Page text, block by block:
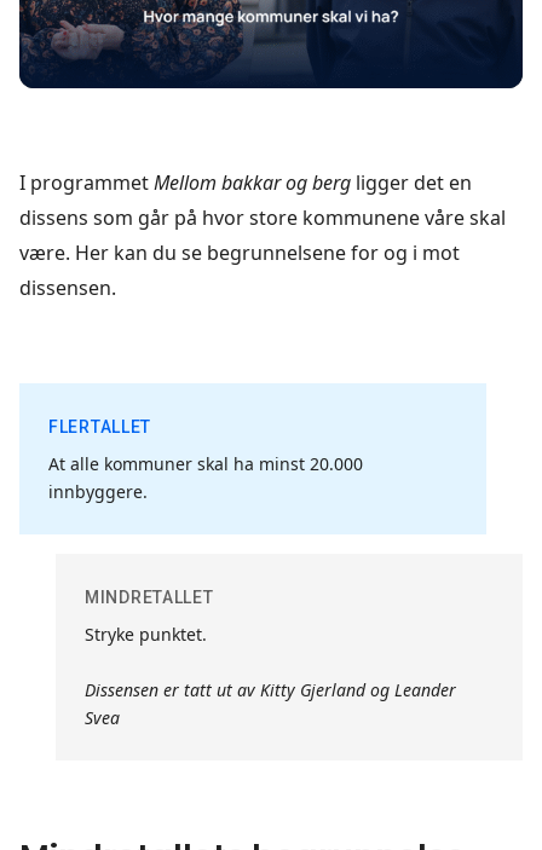
I programmetMellom bakkar og berg ligger det en
dissens som går på hvor store kommunene våre skal
være. Her kan du se begrunnelsene for og i mot
dissensen.
FLERTALLET
At alle kommuner skal ha minst 20.000
innbyggere.
MINDRETALLET
Stryke punktet.
Dissensen er tatt ut av Kitty Gjerland og Leander
Svea